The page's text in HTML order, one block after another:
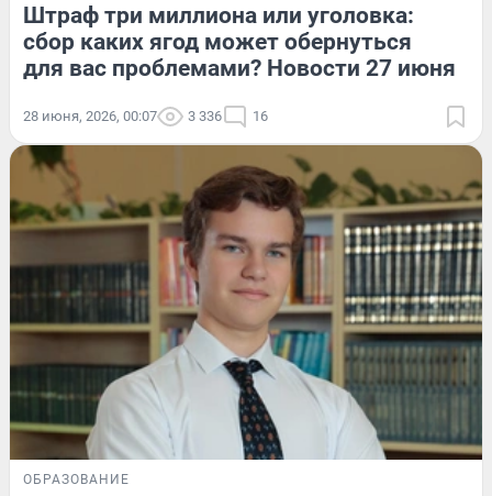
Штраф три миллиона или уголовка:
сбор каких ягод может обернуться
для вас проблемами? Новости 27 июня
28 июня, 2026, 00:07 3 336 16
ОБРАЗОВАНИЕ